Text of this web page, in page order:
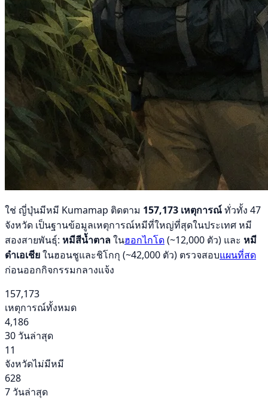
ใช่ ญี่ปุ่นมีหมี Kumamap ติดตาม 157,173 เหตุการณ์ทั่วทั้ง 47
จังหวัด เป็นฐานข้อมูลเหตุการณ์หมีที่ใหญ่ที่สุดในประเทศ หมี
สองสายพันธุ์: หมีสีน้ำตาลในฮอกไกโด(~12,000 ตัว) และ หมี
ดำเอเชียในฮอนชูและชิโกกุ (~42,000 ตัว) ตรวจสอบแผนที่สด
ก่อนออกกิจกรรมกลางแจ้ง
157,173
เหตุการณ์ทั้งหมด
4,186
30 วันล่าสุด
11
จังหวัดไม่มีหมี
628
7 วันล่าสุด